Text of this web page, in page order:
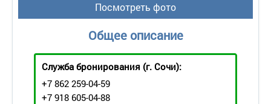
Посмотреть фото
Общее описание
Служба бронирования (г. Сочи):
+7 862 259-04-59
+7 918 605-04-88